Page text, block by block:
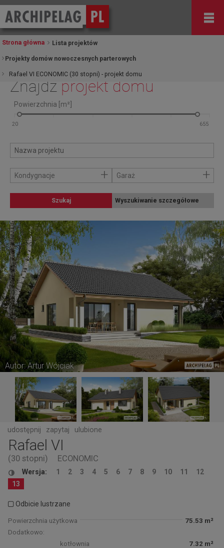
Strona główna Lista projektów
Projekty domów nowoczesnych parterowych
Rafael VI ECONOMIC (30 stopni) - projekt domu
Znajdź projekt domu
Powierzchnia [m²]
Kondygnacje + Garaż +
Szukaj Wyszukiwanie szczegółowe
Autor: Artur Wójciak
udostępnij zapytaj ulubione
Rafael VI
(30 stopni) ECONOMIC
Wersja: 1 2 3 4 5 6 7 8 9 10 11
12
13
Odbicie lustrzane
Powierzchnia użytkowa
75.53 m²
Dodatkowo:
kotłownia
7.32 m²